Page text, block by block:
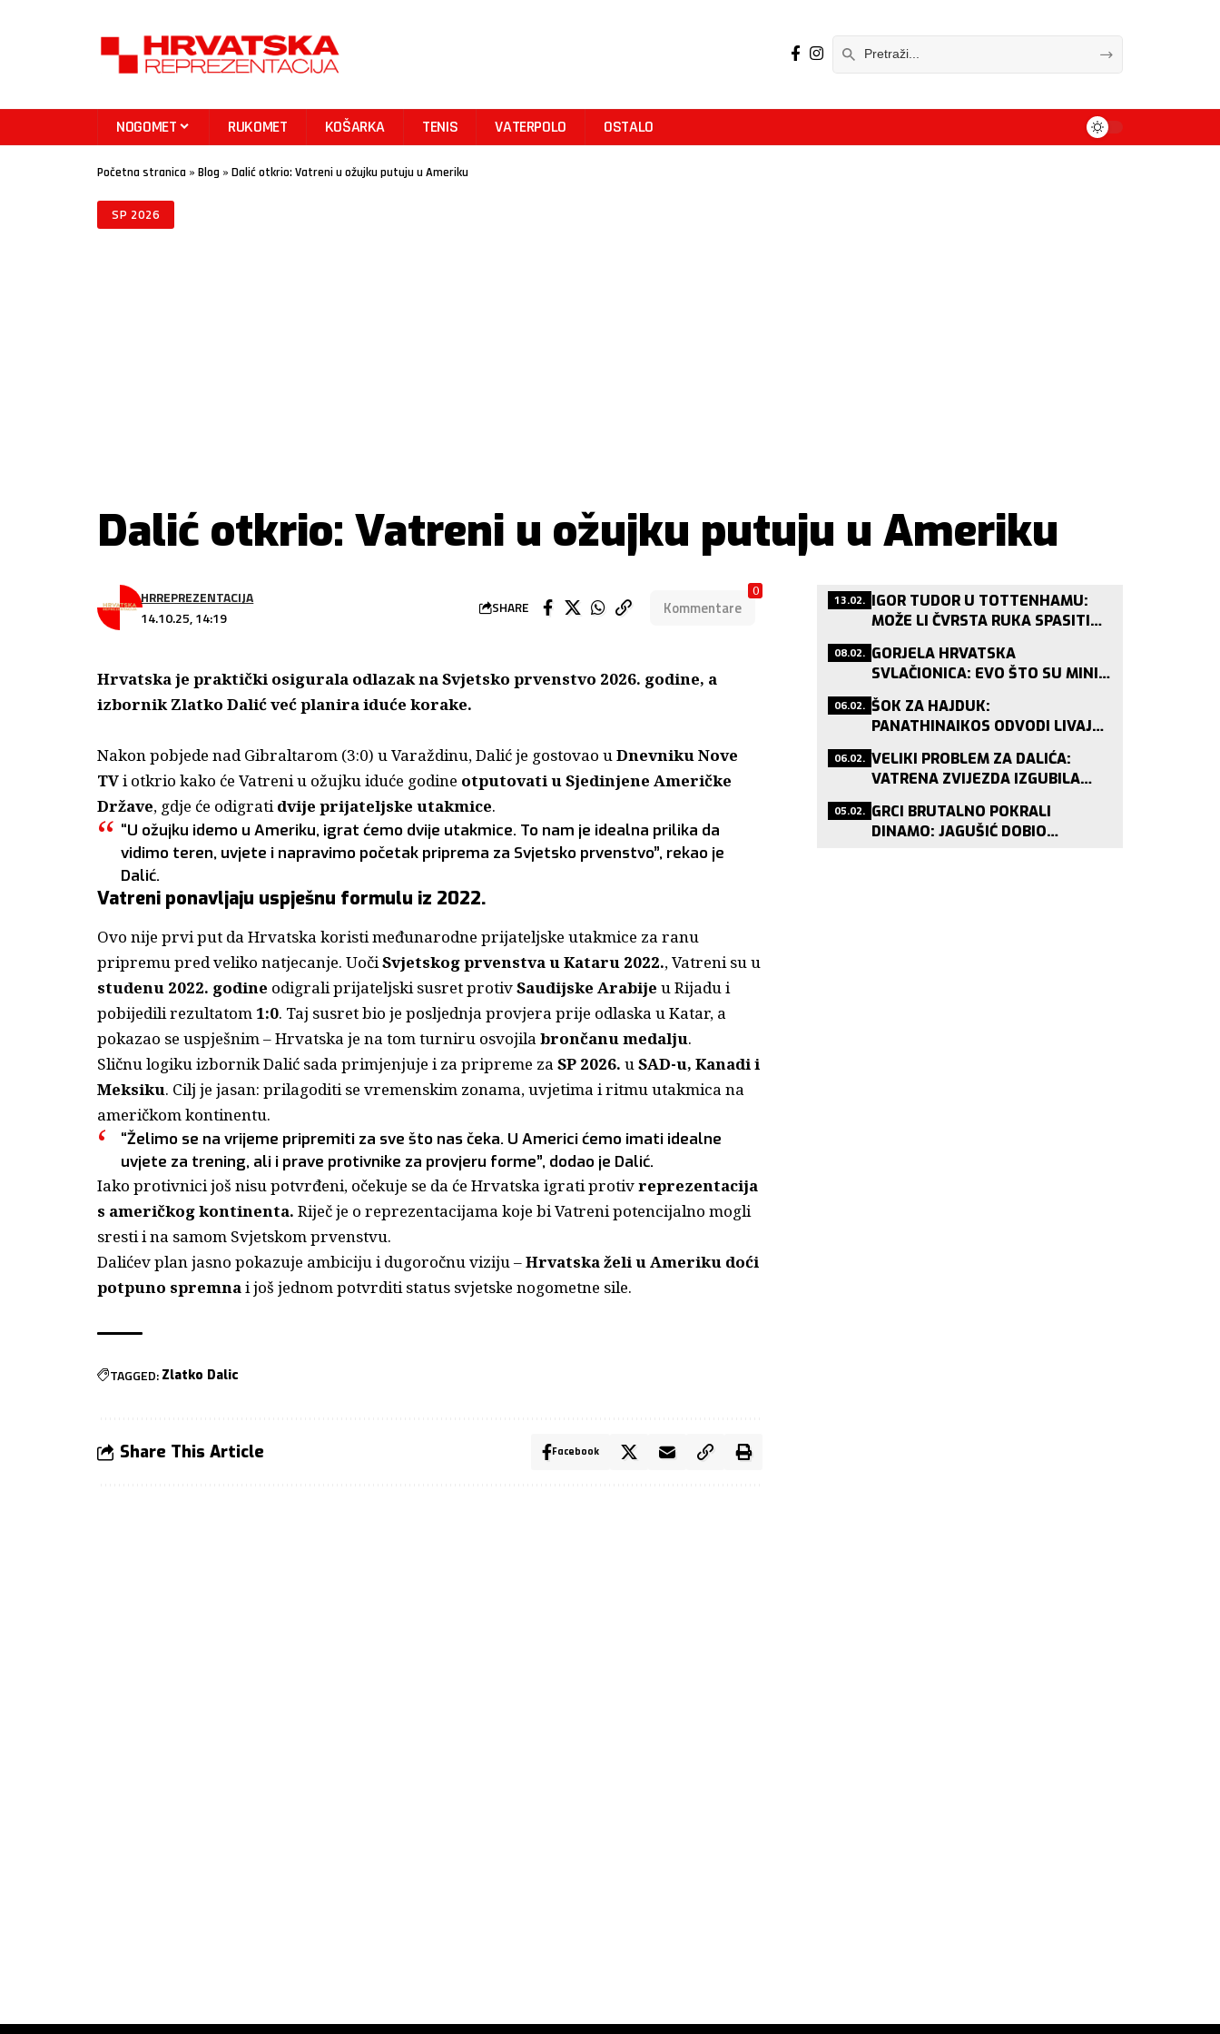
NOGOMET RUKOMET KOŠARKA TENIS VATERPOLO OSTALO
Početna stranica » Blog » Dalić otkrio: Vatreni u ožujku putuju u Ameriku
SP 2026
Dalić otkrio: Vatreni u ožujku putuju u Ameriku
14.10.25, 14:19
HRREPREZENTACIJA
SHARE Kommentare
0
Hrvatska je praktički osigurala odlazak na Svjetsko prvenstvo 2026. godine, a
izbornik Zlatko Dalić već planira iduće korake.
Nakon pobjede nad Gibraltarom (3:0) u Varaždinu, Dalić je gostovao uDnevniku Nove
TVi otkrio kako će Vatreni u ožujku iduće godine otputovati u Sjedinjene Američke
Države, gdje će odigratidvije prijateljske utakmice.
“U ožujku idemo u Ameriku, igrat ćemo dvije utakmice. To nam je idealna prilika da
vidimo teren, uvjete i napravimo početak priprema za Svjetsko prvenstvo”, rekao je
Dalić.
Vatreni ponavljaju uspješnu formulu iz 2022.
Ovo nije prvi put da Hrvatska koristi međunarodne prijateljske utakmice za ranu
pripremu pred veliko natjecanje. UočiSvjetskog prvenstva u Kataru 2022., Vatreni su u
studenu 2022. godine odigrali prijateljski susret protivSaudijske Arabije u Rijadu i
pobijedili rezultatom 1:0. Taj susret bio je posljednja provjera prije odlaska u Katar, a
pokazao se uspješnim – Hrvatska je na tom turniru osvojilabrončanu medalju.
Sličnu logiku izbornik Dalić sada primjenjuje i za pripreme zaSP 2026. uSAD-u, Kanadi i
Meksiku. Cilj je jasan: prilagoditi se vremenskim zonama, uvjetima i ritmu utakmica na
američkom kontinentu.
“Želimo se na vrijeme pripremiti za sve što nas čeka. U Americi ćemo imati idealne
uvjete za trening, ali i prave protivnike za provjeru forme”, dodao je Dalić.
Iako protivnici još nisu potvrđeni, očekuje se da će Hrvatska igrati protivreprezentacija
s američkog kontinenta. Riječ je o reprezentacijama koje bi Vatreni potencijalno mogli
sresti i na samom Svjetskom prvenstvu.
Dalićev plan jasno pokazuje ambiciju i dugoročnu viziju –Hrvatska želi u Ameriku doći
potpuno spremnai još jednom potvrditi status svjetske nogometne sile.
TAGGED: Zlatko Dalic
Share This Article Facebook
13.02. IGOR TUDOR U TOTTENHAMU:
MOŽE LI ČVRSTA RUKA SPASITI
08.02. GORJELA HRVATSKA
SVLAČIONICA: EVO ŠTO SU MINI
VATRENI PJEVALI NAKON
BRONCE!
06.02. ŠOK ZA HAJDUK:
PANATHINAIKOS ODVODI LIVAJU
06.02. VELIKI PROBLEM ZA DALIĆA:
VATRENA ZVIJEZDA IZGUBILA
05.02. GRCI BRUTALNO POKRALI
DINAMO: JAGUŠIĆ DOBIO